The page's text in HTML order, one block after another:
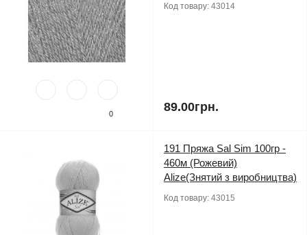
0
Код товару: 43014
89.00грн.
191 Пряжа Sal Sim 100гр -
460м (Рожевий)
Alize(Знятий з виробництва)
Код товару: 43015